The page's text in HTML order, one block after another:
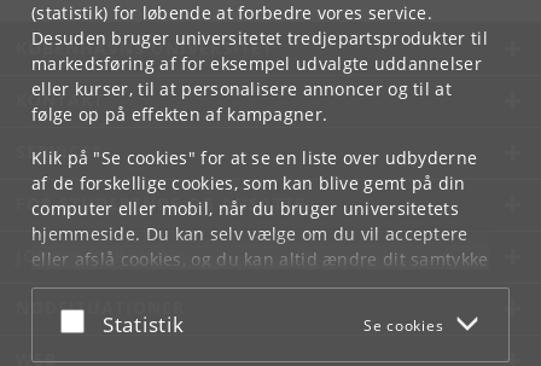
(statistik) for løbende at forbedre vores service.
Desuden bruger universitetet tredjepartsprodukter til
markedsføring af for eksempel udvalgte uddannelser
eller kurser, til at personalisere annoncer og til at
følge op på effekten af kampagner.
Klik på "Se cookies" for at se en liste over udbyderne
af de forskellige cookies, som kan blive gemt på din
computer eller mobil, når du bruger universitetets
hjemmeside. Du kan selv vælge om du vil acceptere
eller afslå cookies, og du kan altid ændre dit samtykke
underCookie- og privatlivspolitiksom du finder i
bunden af hver side.
Acceptér eller afslå
Statistik Se cookies
KØBENHAVNS UNIVERSITET
KONTAKT
SERVICES
FOR STUDERENDE OG ANSATTE
JOB OG KARRIERE
NØDSITUATIONER
WEB